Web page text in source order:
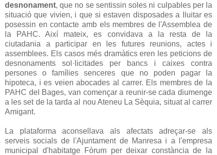
desnonament, que no se sentissin soles ni culpables per la
situació que vivien, i que si estaven disposades a lluitar es
posessin en contacte amb els membres de l'Assemblea de
la PAHC. Així mateix, es convidava a la resta de la
ciutadania a participar en les futures reunions, actes i
assemblees. Els casos més dramàtics eren les peticions de
desnonaments sol·licitades per bancs i caixes contra
persones o famílies senceres que no poden pagar la
hipoteca, i es veien abocades al carrer. Els membres de la
PAHC del Bages, van començar a reunir-se cada diumenge
a les set de la tarda al nou Ateneu La Sèquia, situat al carrer
Amigant.
La plataforma aconsellava als afectats adreçar-se als
serveis socials de l'Ajuntament de Manresa i a l'empresa
municipal d'habitatge Fòrum per deixar constància de la